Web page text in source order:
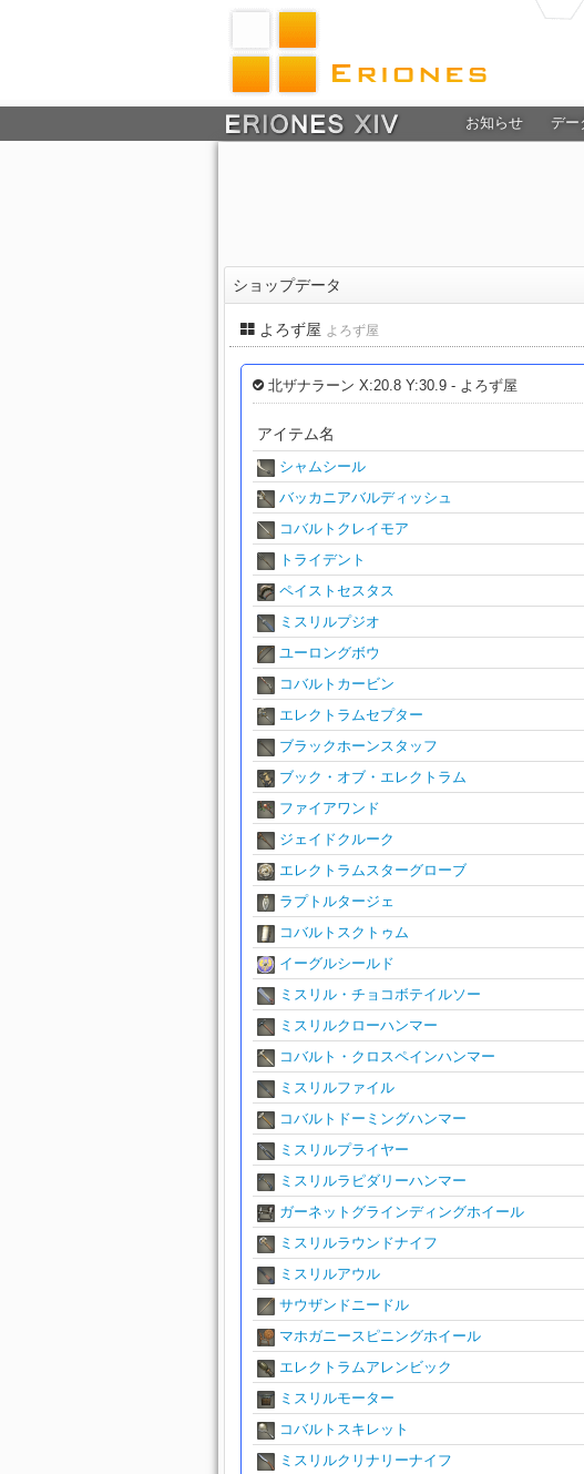
お知らせ デー
ショップデータ
よろず屋 よろず屋
北ザナラーン X:20.8 Y:30.9 - よろず屋
アイテム名
シャムシール
バッカニアバルディッシュ
コバルトクレイモア
トライデント
ペイストセスタス
ミスリルプジオ
ユーロングボウ
コバルトカービン
エレクトラムセプター
ブラックホーンスタッフ
ブック・オブ・エレクトラム
ファイアワンド
ジェイドクルーク
エレクトラムスターグローブ
ラプトルタージェ
コバルトスクトゥム
イーグルシールド
ミスリル・チョコボテイルソー
ミスリルクローハンマー
コバルト・クロスペインハンマー
ミスリルファイル
コバルトドーミングハンマー
ミスリルプライヤー
ミスリルラピダリーハンマー
ガーネットグラインディングホイール
ミスリルラウンドナイフ
ミスリルアウル
サウザンドニードル
マホガニースピニングホイール
エレクトラムアレンビック
ミスリルモーター
コバルトスキレット
ミスリルクリナリーナイフ